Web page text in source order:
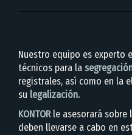
Nuestro equipo es experto
técnicos para la
registrales, así como en la
su legalización.
KONTOR le asesorará
deben llevarse a cabo en